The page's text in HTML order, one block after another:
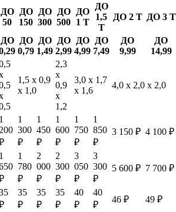
ДО
50
ДО
150
ДО
300
ДО
500
ДО
1 Т
ДО
1,5
Т
ДО 2 Т ДО 3 Т
ДО
ДО
0,79
ДО
1,49
ДО
2,99
ДО
4,99
ДО
7,49
ДО
9,99
ДО
14,99
1,5 х 0,9
х 1,0
2,3
х
0,9
х
1,2
3,0 х 1,7
х 1,6
4,0 х 2,0 х 2,0
1
200
1
300
₽
1
450
₽
1
600
₽
1
750
₽
1
850
₽
3 150 ₽ 4 100 ₽
1
1
780
₽
2
000
₽
2
300
₽
3
050
₽
3
300
₽
5 600 ₽ 7 700 ₽
35
₽
35
₽
35
₽
40
₽
40
₽
46 ₽ 49 ₽